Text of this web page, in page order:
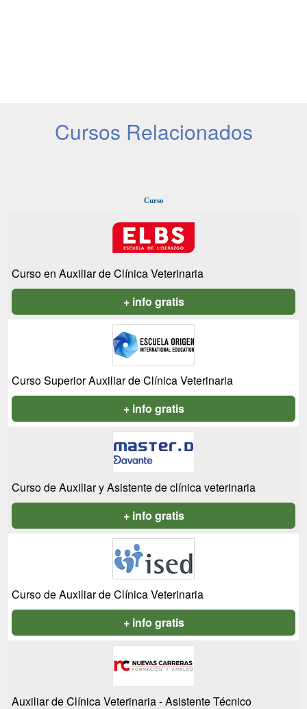
Cursos Relacionados
Curso
Curso en Auxiliar de Clínica Veterinaria
+ info gratis
Curso Superior Auxiliar de Clínica Veterinaria
+ info gratis
Curso de Auxiliar y Asistente de clínica veterinaria
+ info gratis
Curso de Auxiliar de Clínica Veterinaria
+ info gratis
Auxiliar de Clínica Veterinaria - Asistente Técnico